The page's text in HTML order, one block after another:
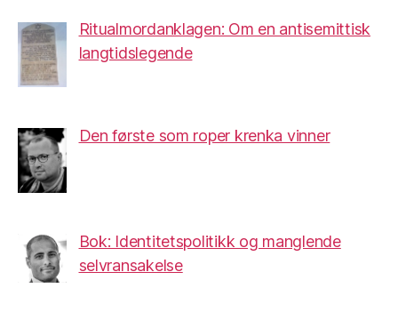
Ritualmordanklagen: Om en antisemittisk
langtidslegende
Den første som roper krenka vinner
Bok: Identitetspolitikk og manglende
selvransakelse